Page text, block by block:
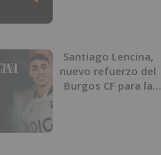
Santiago Lencina,
nuevo refuerzo del
Burgos CF para la